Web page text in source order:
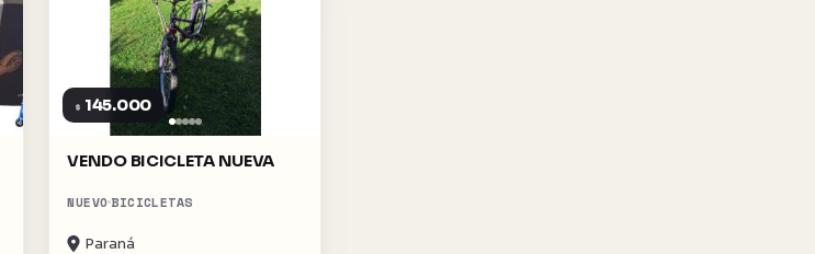
$ 145.000
VENDO BICICLETA NUEVA
NUEVO BICICLETAS
Paraná